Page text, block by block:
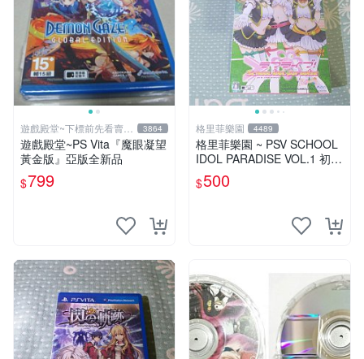
遊戲殿堂~下標前先看賣場
關於我
3864
遊戲殿堂~PS Vita『魔眼凝望
黃金版』亞版全新品
$799
格里菲樂園 4489
格里菲樂園 ~ PSV SCHOOL
IDOL PARADISE VOL.1 初回
限定版同梱特典 psvita
$500